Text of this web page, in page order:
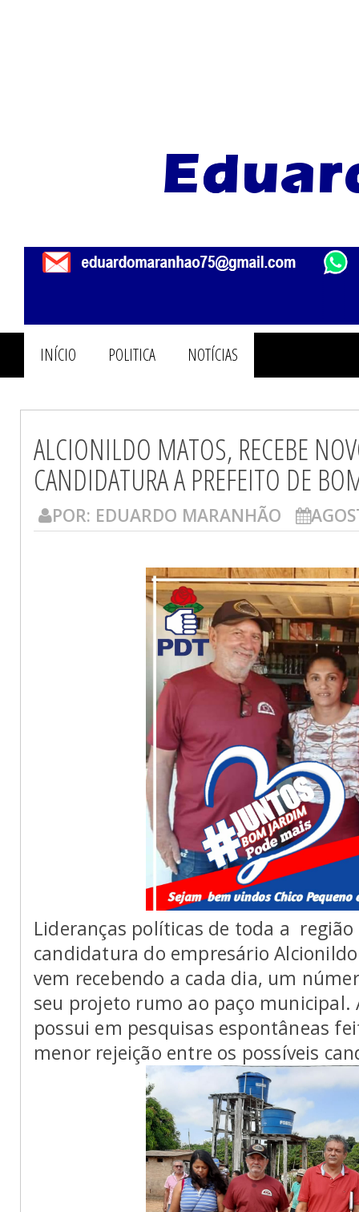
INÍCIO POLITICA NOTÍCIAS
ALCIONILDO MATOS, RECEBE
CANDIDATURA A PREFEITO DE
POR: EDUARDO MARANHÃO
Lideranças políticas de toda a
candidatura do empresário
vem recebendo a cada dia, um
seu projeto rumo ao paço municipal.
possui em pesquisas espontâneas
menor rejeição entre os possíveis